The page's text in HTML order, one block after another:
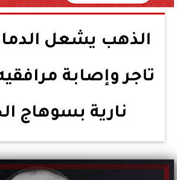
الذهب يشعل
تاجر وإصابة
نارية بسوهاج